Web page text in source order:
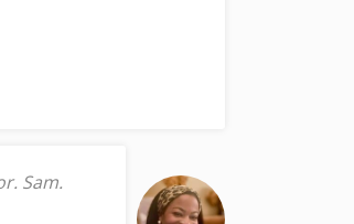
Sam.